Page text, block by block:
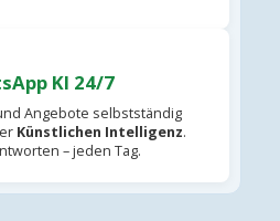
KI 24/7
Angebote selbstständig
Künstlichen Intelligenz.
– jeden Tag.